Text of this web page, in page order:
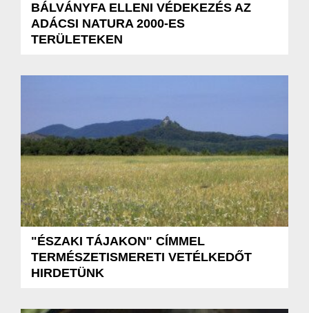
BÁLVÁNYFA ELLENI VÉDEKEZÉS AZ
ADÁCSI NATURA 2000-ES
TERÜLETEKEN
"ÉSZAKI TÁJAKON" CÍMMEL
TERMÉSZETISMERETI VETÉLKEDŐT
HIRDETÜNK